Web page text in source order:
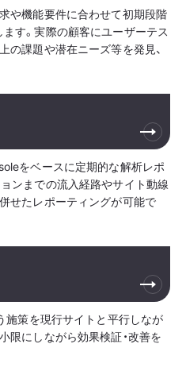
や機能要件に合わせて初期段階
す。実際の顧客にユーザーテス
の課題や潜在ニーズ等を発見、
をベースに定期的な解析レポ
ンまでの流入経路やサイト動線
せたレポーティングが可能で
施策を現行サイトと平行しなが
限にしながら効果検証・改善を